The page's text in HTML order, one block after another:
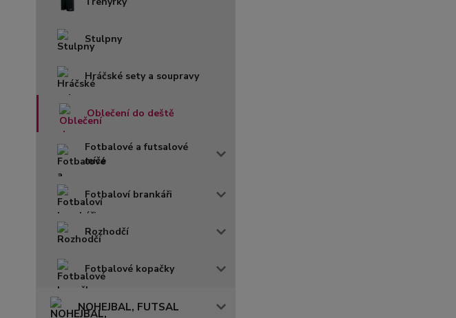
Stulpny
Hráčské sety a soupravy
Oblečení do deště
Fotbalové a futsalové
míče
Fotbaloví brankáři
Rozhodčí
Fotbalové kopačky
NOHEJBAL, FUTSAL